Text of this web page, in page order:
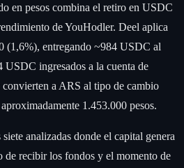
en pesos combina el retiro en USDC
de YouHodler. Deel aplica
(1,6%), entregando ~984 USDC al
USDC ingresados a la cuenta de
a ARS al tipo de cambio
1.453.000 pesos.
analizadas donde el capital genera
de recibir los fondos y el momento de